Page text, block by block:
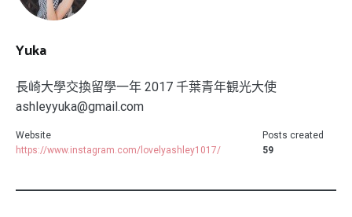
Yuka
長崎大學交換留學一年 2017 千葉青年観光大使
ashleyyuka@gmail.com
Website
https://www.instagram.com/lovelyashley1017/
Posts created
59